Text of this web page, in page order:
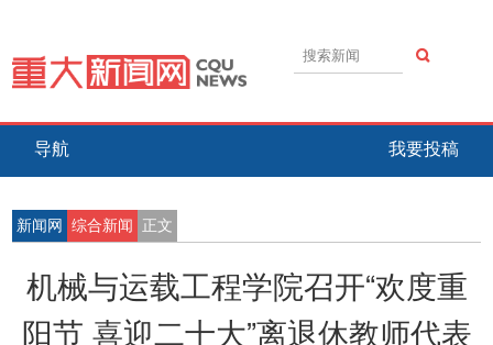
导航 我要投稿
新闻网 综合新闻 正文
机械与运载工程学院召开“欢度重
阳节 喜迎二十大”离退休教师代表